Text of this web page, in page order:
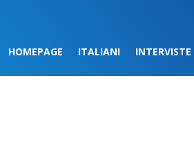
HOMEPAGE ITALIANI INTERVISTE